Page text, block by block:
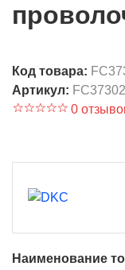
Код товара:
Артикул: FC37302
0
Наименование